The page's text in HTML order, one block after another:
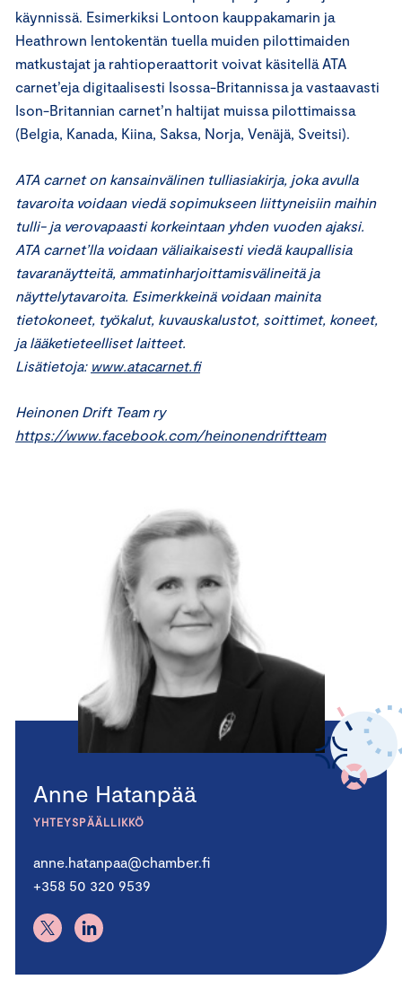
käynnissä. Esimerkiksi Lontoon kauppakamarin ja
Heathrown lentokentän tuella muiden pilottimaiden
matkustajat ja rahtioperaattorit voivat käsitellä ATA
carnet’eja digitaalisesti Isossa-Britannissa ja vastaavasti
Ison-Britannian carnet’n haltijat muissa pilottimaissa
(Belgia, Kanada, Kiina, Saksa, Norja, Venäjä, Sveitsi).
ATA carnet on kansainvälinen tulliasiakirja, joka avulla
tavaroita voidaan viedä sopimukseen liittyneisiin maihin
tulli- ja verovapaasti korkeintaan yhden vuoden ajaksi.
ATA carnet’lla voidaan väliaikaisesti viedä kaupallisia
tavaranäytteitä, ammatinharjoittamisvälineitä ja
näyttelytavaroita. Esimerkkeinä voidaan mainita
tietokoneet, työkalut, kuvauskalustot, soittimet, koneet,
ja lääketieteelliset laitteet.
Lisätietoja: www.atacarnet.fi
Heinonen Drift Team ry
https://www.facebook.com/heinonendriftteam
Anne Hatanpää
YHTEYSPÄÄLLIKKÖ
anne.hatanpaa@chamber.fi
+358 50 320 9539